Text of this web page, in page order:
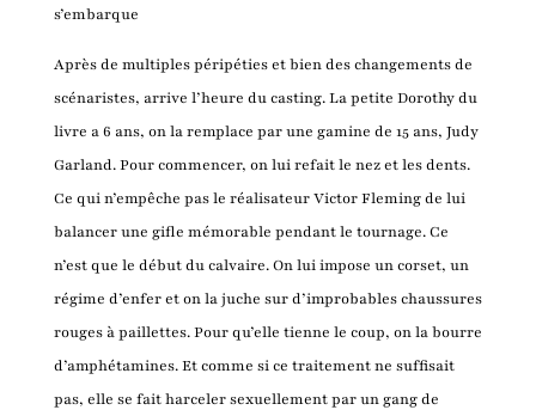
s’embarque
Après de multiples péripéties et bien des changements de
scénaristes, arrive l’heure du casting. La petite Dorothy du
livre a 6 ans, on la remplace par une gamine de 15 ans, Judy
Garland. Pour commencer, on lui refait le nez et les dents.
Ce qui n’empêche pas le réalisateur Victor Fleming de lui
balancer une gifle mémorable pendant le tournage. Ce
n’est que le début du calvaire. On lui impose un corset, un
régime d’enfer et on la juche sur d’improbables chaussures
rouges à paillettes. Pour qu’elle tienne le coup, on la bourre
d’amphétamines. Et comme si ce traitement ne suffisait
pas, elle se fait harceler sexuellement par un gang de